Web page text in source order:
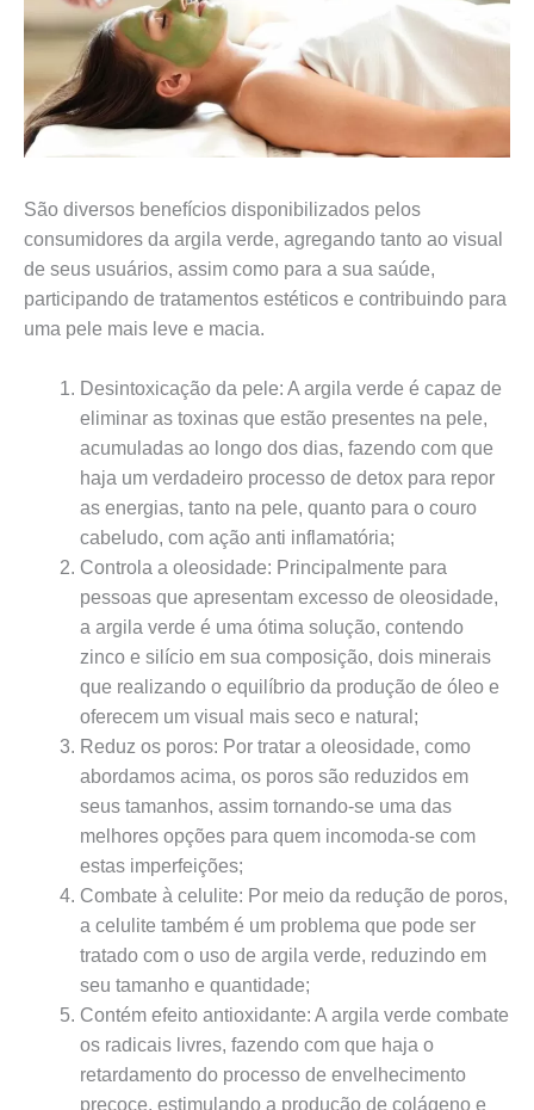
São diversos benefícios disponibilizados pelos
consumidores da argila verde, agregando tanto ao visual
de seus usuários, assim como para a sua saúde,
participando de tratamentos estéticos e contribuindo para
uma pele mais leve e macia.
Desintoxicação da pele: A argila verde é capaz de
eliminar as toxinas que estão presentes na pele,
acumuladas ao longo dos dias, fazendo com que
haja um verdadeiro processo de detox para repor
as energias, tanto na pele, quanto para o couro
cabeludo, com ação anti inflamatória;
Controla a oleosidade: Principalmente para
pessoas que apresentam excesso de oleosidade,
a argila verde é uma ótima solução, contendo
zinco e silício em sua composição, dois minerais
que realizando o equilíbrio da produção de óleo e
oferecem um visual mais seco e natural;
Reduz os poros: Por tratar a oleosidade, como
abordamos acima, os poros são reduzidos em
seus tamanhos, assim tornando-se uma das
melhores opções para quem incomoda-se com
estas imperfeições;
Combate à celulite: Por meio da redução de poros,
a celulite também é um problema que pode ser
tratado com o uso de argila verde, reduzindo em
seu tamanho e quantidade;
Contém efeito antioxidante: A argila verde combate
os radicais livres, fazendo com que haja o
retardamento do processo de envelhecimento
precoce, estimulando a produção de colágeno e